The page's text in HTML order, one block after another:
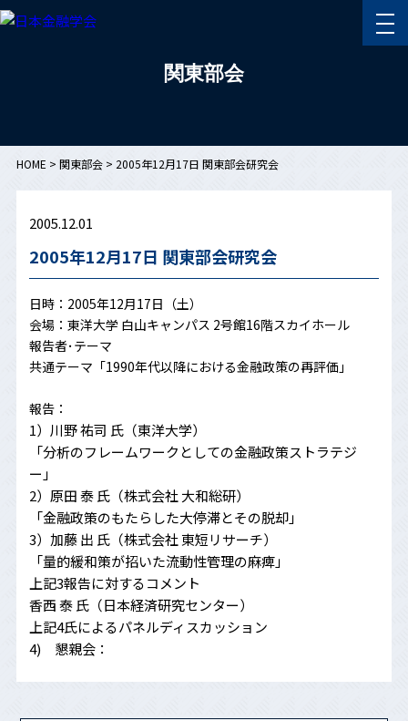
関東部会
HOME > 関東部会> 2005年12月17日 関東部会研究会
2005.12.01
2005年12月17日 関東部会研究会
日時：2005年12月17日（土）
会場：東洋大学 白山キャンパス 2号館16階スカイホール
報告者･テーマ
共通テーマ「1990年代以降における金融政策の再評価」
報告：
1）川野 祐司 氏（東洋大学）
「分析のフレームワークとしての金融政策ストラテジ
ー」
2）原田 泰 氏（株式会社 大和総研）
「金融政策のもたらした大停滞とその脱却」
3）加藤 出 氏（株式会社 東短リサーチ）
「量的緩和策が招いた流動性管理の麻痺」
上記3報告に対するコメント
香西 泰 氏（日本経済研究センター）
上記4氏によるパネルディスカッション
4) 懇親会：